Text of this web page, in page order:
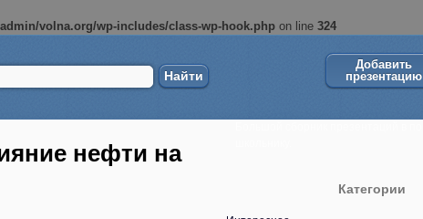
volna.org/wp-includes/class-wp-hook.php on line 324
Добавить
презентацию
нефти на
Категории